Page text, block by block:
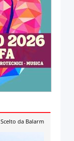
Scelto da Balarm